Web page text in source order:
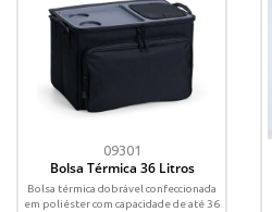
09301
Bolsa Térmica 36 Litros
Bolsa térmica dobrável confeccionada
em poliéster com capacidade de até 36